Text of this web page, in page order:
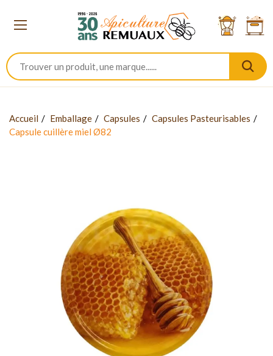
Accueil Emballage Capsules
Capsules Pasteurisables
Capsule cuillère miel Ø82